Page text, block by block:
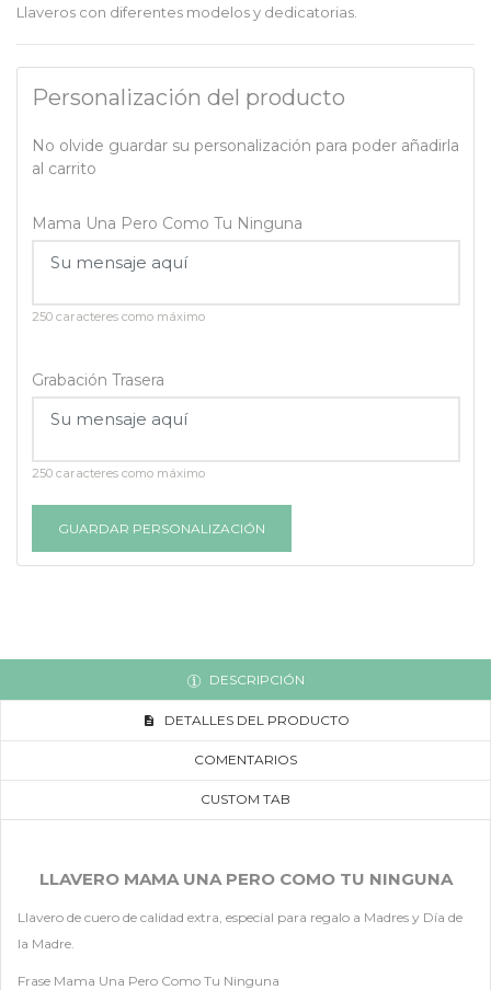
Llaveros con diferentes modelos y dedicatorias.
Personalización del producto
No olvide guardar su personalización para poder añadirla
al carrito
Mama Una Pero Como Tu Ninguna
250 caracteres como máximo
Grabación Trasera
250 caracteres como máximo
GUARDAR PERSONALIZACIÓN
DESCRIPCIÓN
DETALLES DEL PRODUCTO
COMENTARIOS
CUSTOM TAB
LLAVERO MAMA UNA PERO COMO TU NINGUNA
Llavero de cuero de calidad extra, especial para regalo a Madres y Día de
la Madre.
Frase Mama Una Pero Como Tu Ninguna